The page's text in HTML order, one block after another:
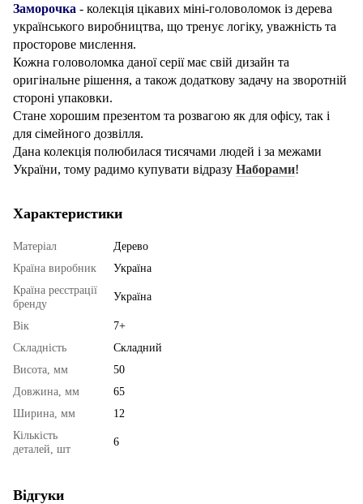
Заморочка - колекція цікавих міні-головоломок із дерева
українського виробництва, що тренує логіку, уважність та
просторове мислення.
Кожна головоломка даної серії має свій дизайн та
оригінальне рішення, а також додаткову задачу на зворотній
стороні упаковки.
Стане хорошим презентом та розвагою як для офісу, так і
для сімейного дозвілля.
Дана колекція полюбилася тисячами людей і за межами
України, тому радимо купувати відразу Наборами!
Характеристики
Матеріал
Дерево
Країна виробник
Україна
Країна реєстрації
бренду
Україна
Вік
7+
Складність
Складний
Висота, мм
50
Довжина, мм
65
Ширина, мм
12
Кількість
деталей, шт
6
Відгуки